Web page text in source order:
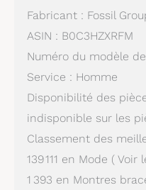
Fabricant : Fossil
ASIN : B0C3HZXRFM
Numéro du modèle de
Service : Homme
Disponibilité des
indisponible sur les
Classement des
139 111 en Mode (
1 393 en Montres